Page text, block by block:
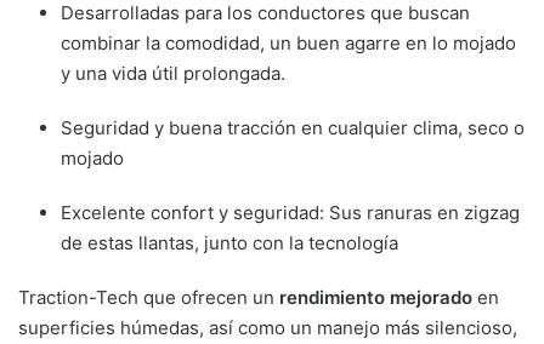
Desarrolladas para los conductores que buscan
combinar la comodidad, un buen agarre en lo mojado
y una vida útil prolongada.
Seguridad y buena tracción en cualquier clima, seco o
mojado
Excelente confort y seguridad: Sus ranuras en zigzag
de estas llantas, junto con la tecnología
Traction-Tech que ofrecen un rendimiento mejorado en
superficies húmedas, así como un manejo más silencioso,